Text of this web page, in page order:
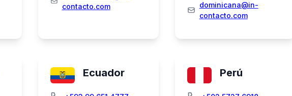
contacto.com
dominicana@in-
contacto.com
Ecuador Perú